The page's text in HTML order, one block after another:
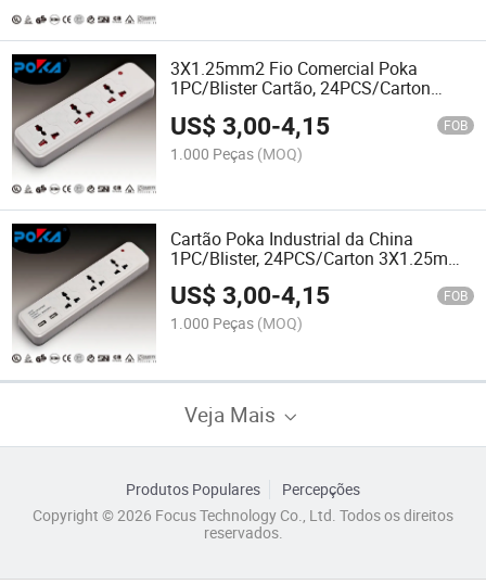
3X1.25mm2 Fio Comercial Poka
1PC/Blister Cartão, 24PCS/Carton
US$3,00-4,15 FOB
1.000 Peças (MOQ)
Cartão Poka Industrial da China
1PC/Blister, 24PCS/Carton 3X1.25mm2
Soquetes de Fio Interruptor Tomada
US$3,00-4,15 FOB
1.000 Peças (MOQ)
Veja Mais
Produtos Populares
Percepções
Copyright © 2026 Focus Technology Co., Ltd. Todos os direitos
reservados.